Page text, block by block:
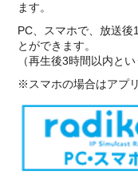
ます。
PC、スマホで、放送後
とができます。
（再生後3時間以内と
※スマホの場合はアプ